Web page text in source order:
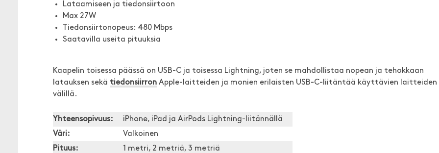
Lataamiseen ja tiedonsiirtoon
Max 27W
Tiedonsiirtonopeus: 480 Mbps
Saatavilla useita pituuksia
Kaapelin toisessa päässä on USB-C ja toisessa Lightning, joten se mahdollistaa nopean ja tehokkaan
latauksen sekä tiedonsiirron Apple-laitteiden ja monien erilaisten USB-C-liitäntää käyttävien laitteiden
välillä.
Yhteensopivuus:
iPhone, iPad ja AirPods Lightning-liitännällä
Väri:
Valkoinen
Pituus:
1 metri, 2 metriä, 3 metriä